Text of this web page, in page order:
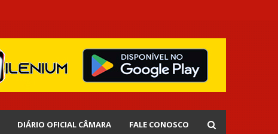
DIÁRIO OFICIAL CÂMARA FALE CONOSCO